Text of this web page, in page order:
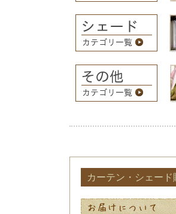
カーテン・シェー